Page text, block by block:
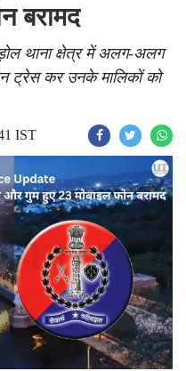
बरामद
थाना क्षेत्र में अलग-अलग
ट्रेस कर उनके मालिकों को
IST